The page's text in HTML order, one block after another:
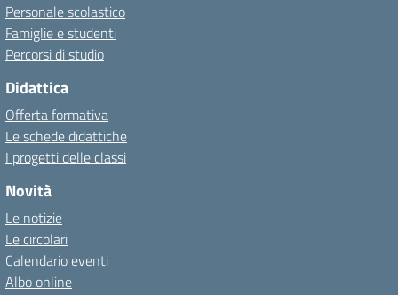
Personale scolastico
Famiglie e studenti
Percorsi di studio
Didattica
Offerta formativa
Le schede didattiche
I progetti delle classi
Novità
Le notizie
Le circolari
Calendario eventi
Albo online